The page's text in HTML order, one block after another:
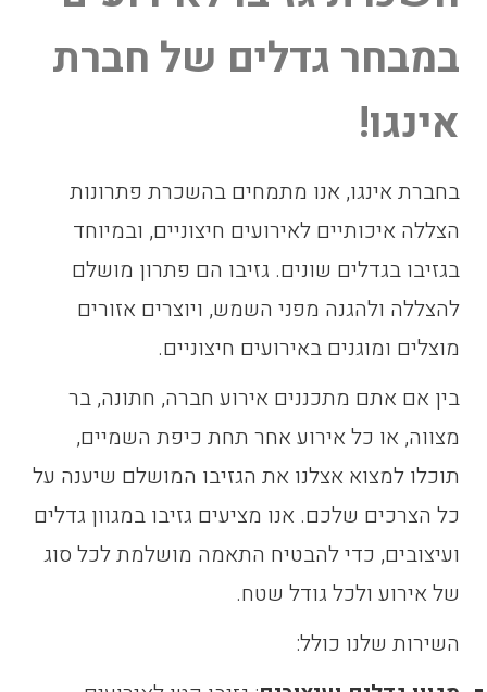
במבחר גדלים של חברת
אינגו!
בחברת אינגו, אנו מתמחים בהשכרת פתרונות
הצללה איכותיים לאירועים חיצוניים, ובמיוחד
בגזיבו בגדלים שונים. גזיבו הם פתרון מושלם
להצללה ולהגנה מפני השמש, ויוצרים אזורים
מוצלים ומוגנים באירועים חיצוניים.
בין אם אתם מתכננים אירוע חברה, חתונה, בר
מצווה, או כל אירוע אחר תחת כיפת השמיים,
תוכלו למצוא אצלנו את הגזיבו המושלם שיענה על
כל הצרכים שלכם. אנו מציעים גזיבו במגוון גדלים
ועיצובים, כדי להבטיח התאמה מושלמת לכל סוג
של אירוע ולכל גודל שטח.
השירות שלנו כולל: